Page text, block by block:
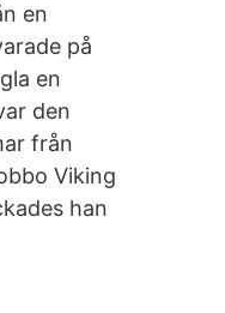
en
på
en
den
från
Viking
han